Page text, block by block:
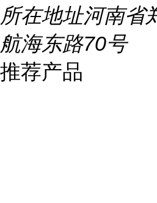
所在地址河南省
航海东路70号
推荐产品